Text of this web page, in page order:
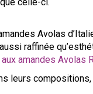
Avolas
raffinée
amandes Avolas
leurs